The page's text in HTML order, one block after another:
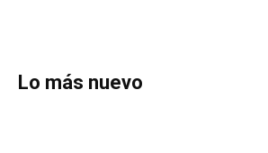
Lo más nuevo